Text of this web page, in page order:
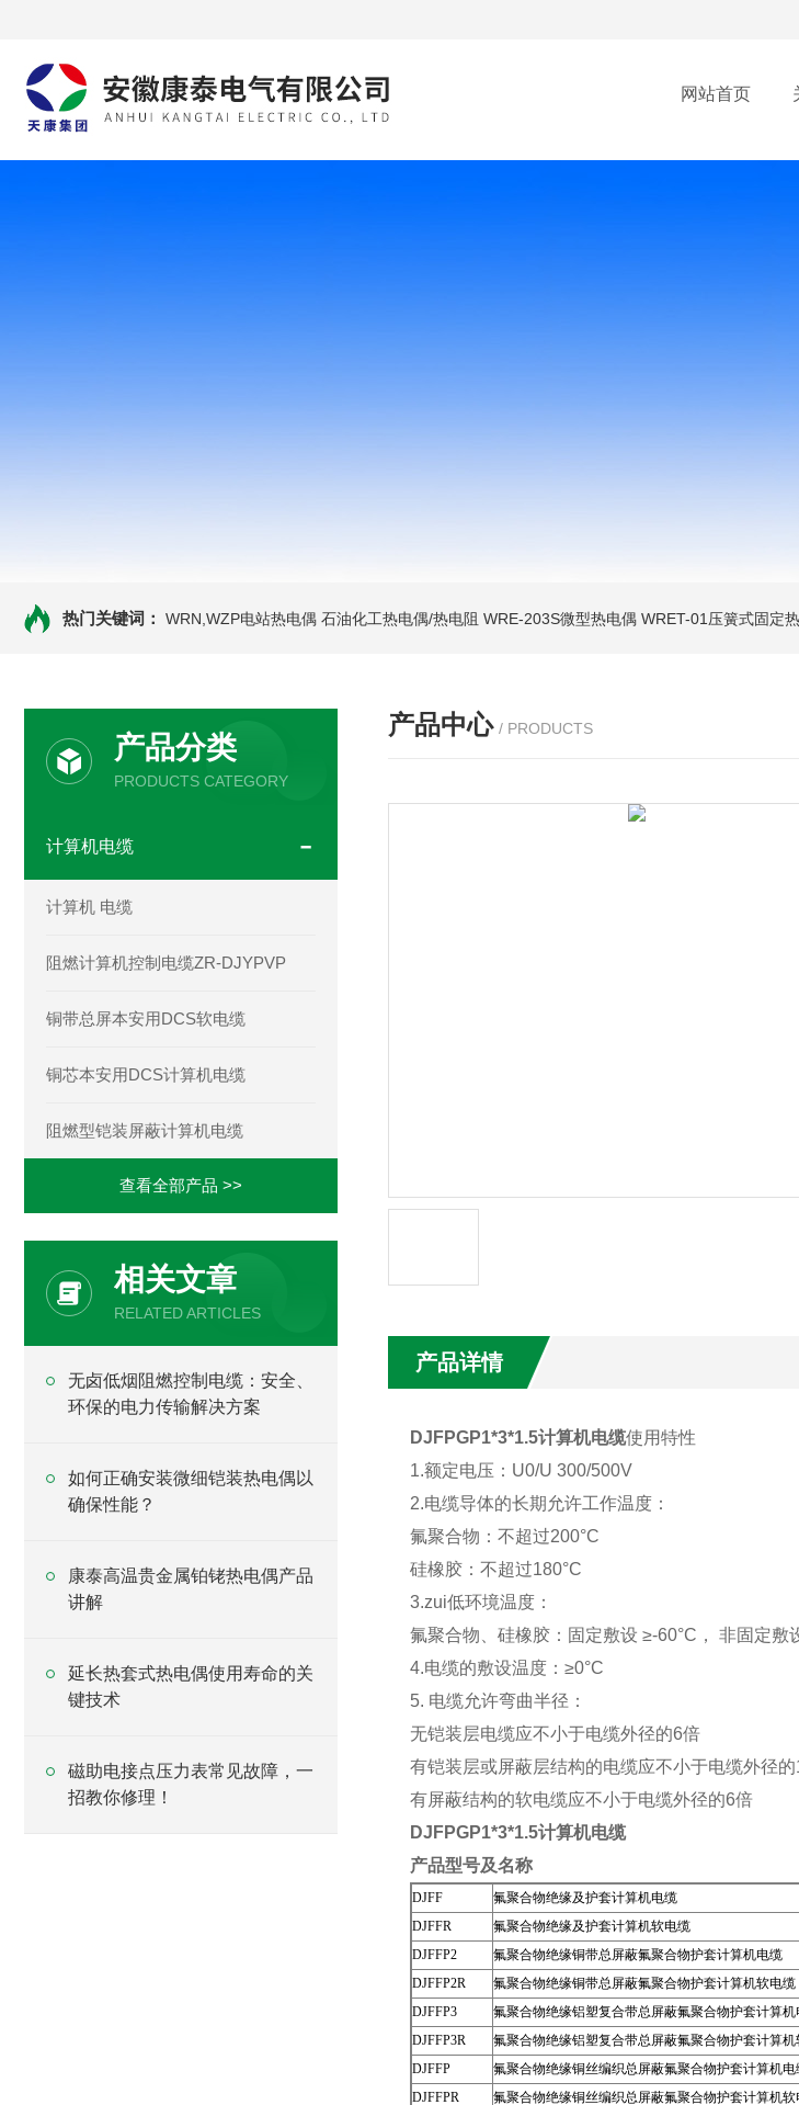
网站首页
热门关键词： WRN,WZP电站热电偶 石油化工热电偶/热电阻 WRE-203S微型热电偶 WRET-01压簧式固定
产品分类
PRODUCTS CATEGORY
计算机电缆
计算机 电缆
阻燃计算机控制电缆ZR-DJYPVP
铜带总屏本安用DCS软电缆
铜芯本安用DCS计算机电缆
阻燃型铠装屏蔽计算机电缆
查看全部产品 >>
相关文章
RELATED ARTICLES
无卤低烟阻燃控制电缆：安全、
环保的电力传输解决方案
如何正确安装微细铠装热电偶以
确保性能？
康泰高温贵金属铂铑热电偶产品
讲解
延长热套式热电偶使用寿命的关
键技术
磁助电接点压力表常见故障，一
招教你修理！
产品中心 / PRODUCTS
产品详情
DJFPGP1*3*1.5计算机电缆使用特性
1.额定电压：U0/U 300/500V
2.电缆导体的长期允许工作温度：
氟聚合物：不超过200°C
硅橡胶：不超过180°C
3.zui低环境温度：
氟聚合物、硅橡胶：固定敷设 ≥-60°C， 非固定敷
4.电缆的敷设温度：≥0°C
5. 电缆允许弯曲半径：
无铠装层电缆应不小于电缆外径的6倍
有铠装层或屏蔽层结构的电缆应不小于电缆外径的
有屏蔽结构的软电缆应不小于电缆外径的6倍
DJFPGP1*3*1.5计算机电缆
产品型号及名称
DJFF
氟聚合物绝缘及护套计算机电缆
DJFFR
氟聚合物绝缘及护套计算机软电缆
DJFFP2
氟聚合物绝缘铜带总屏蔽氟聚合物护套计算机电缆
DJFFP2R
氟聚合物绝缘铜带总屏蔽氟聚合物护套计算机软电缆
DJFFP3
氟聚合物绝缘铝塑复合带总屏蔽氟聚合物护套计算机
DJFFP3R
氟聚合物绝缘铝塑复合带总屏蔽氟聚合物护套计算机
DJFFP
氟聚合物绝缘铜丝编织总屏蔽氟聚合物护套计算机电
DJFFPR
氟聚合物绝缘铜丝编织总屏蔽氟聚合物护套计算机软